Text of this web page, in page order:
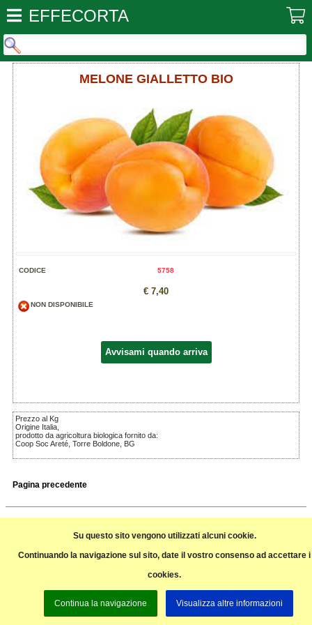
Su questo sito vengono utilizzati alcuni cookie.
Continuando la navigazione sul sito, date il vostro consenso ad accettare i
cookies.
Continua la navigazione Visualizza altre informazioni
EFFECORTA
MELONE GIALLETTO BIO
CODICE 5758
€ 7,40
NON DISPONIBILE
Avvisami quando arriva
Prezzo al Kg
Origine Italia,
prodotto da agricoltura biologica fornito da:
Coop Soc Areté, Torre Boldone, BG
Pagina precedente